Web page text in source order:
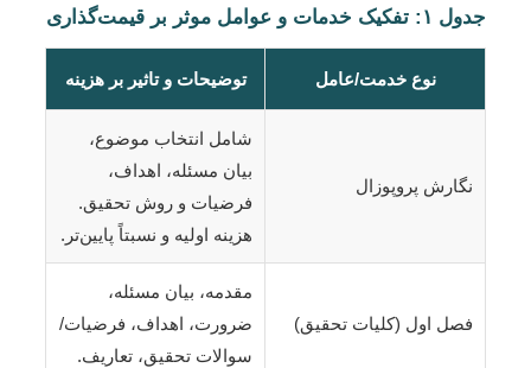
جدول ۱: تفکیک خدمات و عوامل موثر بر قیمت‌گذاری
نوع خدمت/عامل توضیحات و تاثیر بر هزینه
نگارش پروپوزال
شامل انتخاب موضوع،
بیان مسئله، اهداف،
فرضیات و روش تحقیق.
هزینه اولیه و نسبتاً پایین‌تر.
فصل اول (کلیات تحقیق)
مقدمه، بیان مسئله،
ضرورت، اهداف، فرضیات/
سوالات تحقیق، تعاریف.